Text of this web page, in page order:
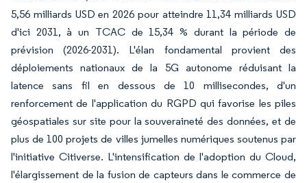
5,56 milliards USD en 2026 pour atteindre 11,34 milliards USD
d'ici 2031, à un TCAC de 15,34 % durant la période de
prévision (2026-2031). L'élan fondamental provient des
déploiements nationaux de la 5G autonome réduisant la
latence sans fil en dessous de 10 millisecondes, d'un
renforcement de l'application du RGPD qui favorise les piles
géospatiales sur site pour la souveraineté des données, et de
plus de 100 projets de villes jumelles numériques soutenus par
l'initiative Citiverse. L'intensification de l'adoption du Cloud,
l'élargissement de la fusion de capteurs dans le commerce de